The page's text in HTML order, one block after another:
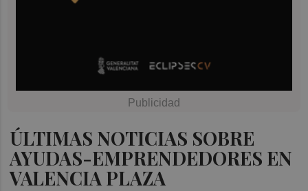
ÚLTIMAS NOTICIAS SOBRE
AYUDAS-EMPRENDEDORES EN
VALENCIA PLAZA